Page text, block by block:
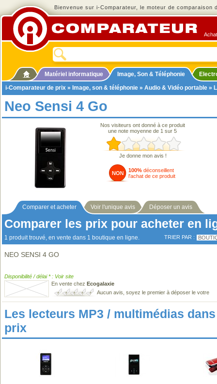
Bienvenue sur i-Comparateur, le moteur de comparaison
Matériel informatique Image, Son & Téléphonie
i-Comparateur de prix » Image, son & téléphonie » Audio & Vidéo portable »
Neo Sensi 4 Go
Nos visiteurs ont donné à ce produit
une note moyenne de 1 sur 5
Je donne mon avis !
100% déconseillent
l'achat de ce produit
Comparer et acheter Voir l'unique avis Déposer un avis
Comparer les prix pour acheter en
1 produit trouvé, en vente dans 1 boutique en ligne. TRIER PAR :
NEO SENSI 4 GO
Disponibilité / délai * : Voir site
En vente chez Ecogalaxie
Aucun avis, soyez le premier à déposer le votre
Les lecteurs MP3 / multimédias
prix